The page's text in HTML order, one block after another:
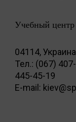
Учебный
04114,
Тел.: (067)
445-45-19
E-mail: